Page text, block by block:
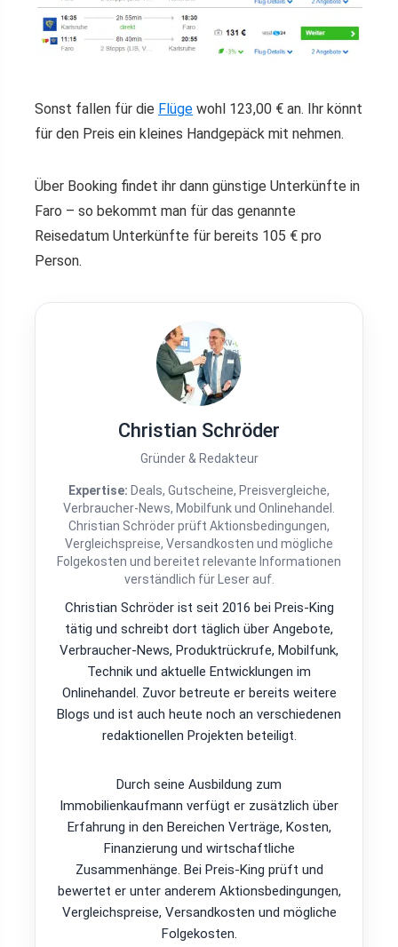
Sonst fallen für die Flüge wohl 123,00 € an. Ihr könnt
für den Preis ein kleines Handgepäck mit nehmen.
Über Booking findet ihr dann günstige Unterkünfte in
Faro – so bekommt man für das genannte
Reisedatum Unterkünfte für bereits 105 € pro
Person.
Christian Schröder
Gründer & Redakteur
Expertise: Deals, Gutscheine, Preisvergleiche,
Verbraucher-News, Mobilfunk und Onlinehandel.
Christian Schröder prüft Aktionsbedingungen,
Vergleichspreise, Versandkosten und mögliche
Folgekosten und bereitet relevante Informationen
verständlich für Leser auf.
Christian Schröder ist seit 2016 bei Preis-King
tätig und schreibt dort täglich über Angebote,
Verbraucher-News, Produktrückrufe, Mobilfunk,
Technik und aktuelle Entwicklungen im
Onlinehandel. Zuvor betreute er bereits weitere
Blogs und ist auch heute noch an verschiedenen
redaktionellen Projekten beteiligt.
Durch seine Ausbildung zum
Immobilienkaufmann verfügt er zusätzlich über
Erfahrung in den Bereichen Verträge, Kosten,
Finanzierung und wirtschaftliche
Zusammenhänge. Bei Preis-King prüft und
bewertet er unter anderem Aktionsbedingungen,
Vergleichspreise, Versandkosten und mögliche
Folgekosten.